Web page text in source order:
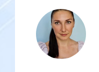
У вас есть чертеж
от 100 до
от 1000 до